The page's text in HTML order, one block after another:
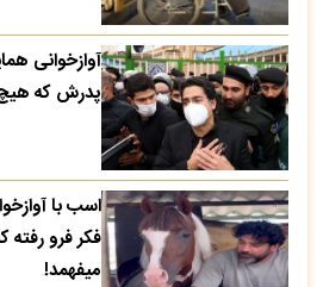
آوازخوانی
پدرش که
اسب با
فکر فرو رفته
میفهمد!